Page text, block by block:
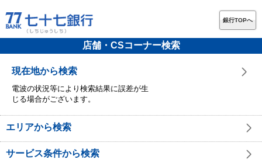
銀行TOPへ
店舗・CSコーナー検索
現在地から検索
電波の状況等により検索結果に誤差が生
じる場合がございます。
エリアから検索
サービス条件から検索